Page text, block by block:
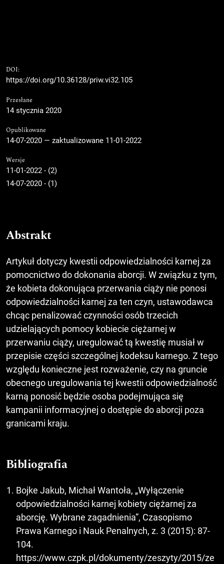
DOI:
https://doi.org/10.36128/priw.vi32.105
Przesłane
14 stycznia 2020
Opublikowane
14-07-2020 — zaktualizowane 11-01-2022
Wersje
11-01-2022 - (2)
14-07-2020 - (1)
Abstrakt
Artykuł dotyczy kwestii odpowiedzialności karnej za
pomocnictwo do dokonania aborcji. W związku z tym,
że kobieta dokonująca przerwania ciąży nie ponosi
odpowiedzialności karnej za ten czyn, ustawodawca
chcąc penalizować czynności osób trzecich
udzielających pomocy kobiecie ciężarnej w
przerwaniu ciąży, uregulować tą kwestię musiał w
przepisie części szczególnej kodeksu karnego. Z tego
względu konieczne jest rozważenie, czy na gruncie
obecnego uregulowania tej kwestii odpowiedzialność
karną ponosić będzie osoba podejmująca się
kampanii informacyjnej o dostępie do aborcji poza
granicami kraju.
Bibliografia
Bojke Jakub, Michał Wantoła, „Wyłączenie
odpowiedzialności karnej kobiety ciężarnej za
aborcję. Wybrane zagadnienia”, Czasopismo
Prawa Karnego i Nauk Penalnych, z. 3 (2015): 87-
104.
https://www.czpk.pl/dokumenty/zeszyty/2015/ze